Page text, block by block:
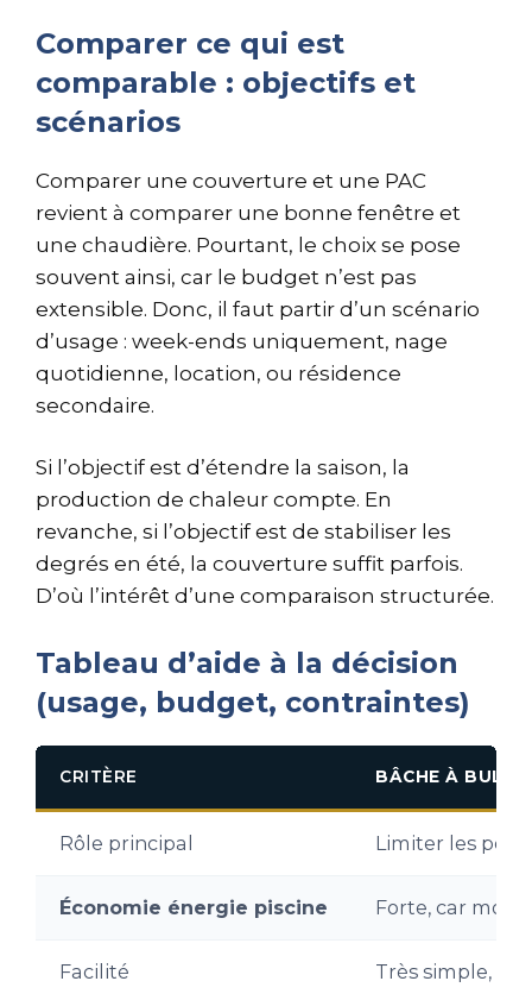
Comparer ce qui est
comparable : objectifs et
scénarios
Comparer une couverture et une PAC
revient à comparer une bonne fenêtre et
une chaudière. Pourtant, le choix se pose
souvent ainsi, car le budget n’est pas
extensible. Donc, il faut partir d’un scénario
d’usage : week-ends uniquement, nage
quotidienne, location, ou résidence
secondaire.
Si l’objectif est d’étendre la saison, la
production de chaleur compte. En
revanche, si l’objectif est de stabiliser les
degrés en été, la couverture suffit parfois.
D’où l’intérêt d’une comparaison structurée.
Tableau d’aide à la décision
(usage, budget, contraintes)
CRITÈRE BÂCHE À
Rôle principal Limiter les
Économie énergie piscine Forte, car
Facilité Très simple,